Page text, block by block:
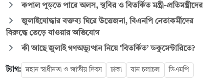
কপাল পুড়তে পারে অলস, স্থবির ও বিতর্কিত মন্ত্রী-প্রতিমন্ত্রীদের
জুলাইযোদ্ধার বক্তব্য ঘিরে উত্তেজনা, বিএনপি নেতাকর্মীদের
বিরুদ্ধে তেড়ে যাওয়ার অভিযোগ
কী আছে জুলাই গণঅভ্যুত্থান নিয়ে ‘বিতর্কিত’ ডকুমেন্টারিতে?
ট্যাগ: মহান স্বাধীনতা ও জাতীয় দিবস ঢাকা যান চলাচল ডিএমপি